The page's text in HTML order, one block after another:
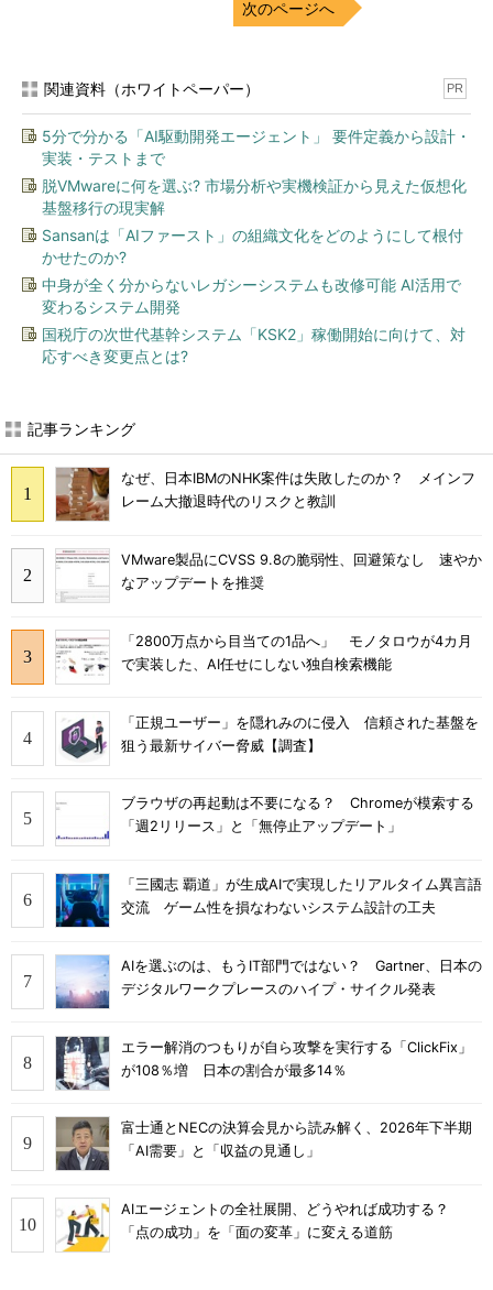
次のページへ
関連資料（ホワイトペーパー） PR
5分で分かる「AI駆動開発エージェント」 要件定義から設計・
実装・テストまで
脱VMwareに何を選ぶ? 市場分析や実機検証から見えた仮想化
基盤移行の現実解
Sansanは「AIファースト」の組織文化をどのようにして根付
かせたのか?
中身が全く分からないレガシーシステムも改修可能 AI活用で
変わるシステム開発
国税庁の次世代基幹システム「KSK2」稼働開始に向けて、対
応すべき変更点とは?
記事ランキング
なぜ、日本IBMのNHK案件は失敗したのか？ メインフ
レーム大撤退時代のリスクと教訓
VMware製品にCVSS 9.8の脆弱性、回避策なし 速やか
なアップデートを推奨
「2800万点から目当ての1品へ」 モノタロウが4カ月
で実装した、AI任せにしない独自検索機能
「正規ユーザー」を隠れみのに侵入 信頼された基盤を
狙う最新サイバー脅威【調査】
ブラウザの再起動は不要になる？ Chromeが模索する
「週2リリース」と「無停止アップデート」
「三國志 覇道」が生成AIで実現したリアルタイム異言語
交流 ゲーム性を損なわないシステム設計の工夫
AIを選ぶのは、もうIT部門ではない？ Gartner、日本の
デジタルワークプレースのハイプ・サイクル発表
エラー解消のつもりが自ら攻撃を実行する「ClickFix」
が108％増 日本の割合が最多14％
富士通とNECの決算会見から読み解く、2026年下半期
「AI需要」と「収益の見通し」
AIエージェントの全社展開、どうやれば成功する？
「点の成功」を「面の変革」に変える道筋